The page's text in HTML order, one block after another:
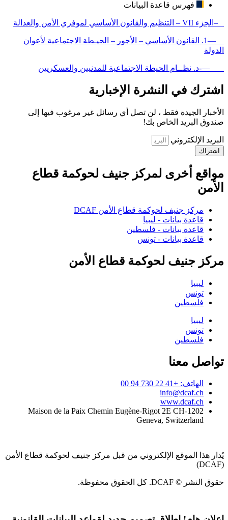
فهرس قاعدة البيانات
–الجزء VII – التنظيم والقانون الأساسي لموفري الأمن والعدالة
—1. القانون الأساسي – الأجور – الحيـطة الاجتماعية لأعوان
الدولة
—-د. نظــام الحيطة الاجتماعية للمدنيين والعسكريين
اشترك في النشرة الإخبارية
الأخبار الجيدة فقط ، لن تصل أي رسائل غير مرغوب فيها إلى
صندوق البريد الخاص بك!
البريد الإلكتروني
اشتراك
مواقع أخرى لمركز جنيف لحوكمة قطاع
الأمن
مركز جنيف لحوكمة قطاع الأمن DCAF
قاعدة بيانات - ليبيا
قاعدة بيانات - فلسطين
قاعدة بيانات - تونس
مركز جنيف لحوكمة قطاع الأمن
ليبيا
تونس
فلسطين
ليبيا
تونس
فلسطين
تواصل معنا
الهاتف: +41 22 730 94 00
info@dcaf.ch
www.dcaf.ch
Maison de la Paix Chemin Eugène-Rigot 2E CH-1202
Geneva, Switzerland
يُدار هذا الموقع الإلكتروني من قبل مركز جنيف لحوكمة قطاع الأمن
(DCAF)
حقوق النشر © DCAF. كل الحقوق محفوظة.